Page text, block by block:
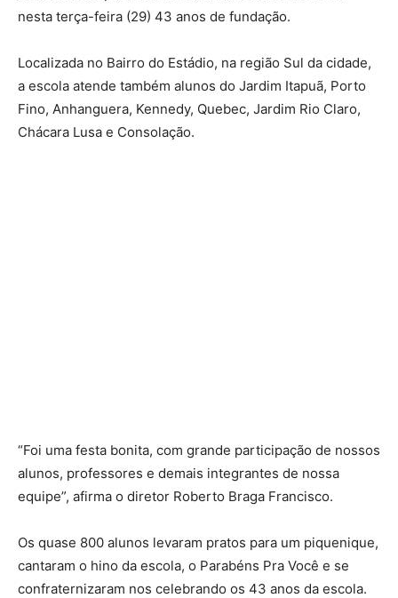
nesta terça-feira (29) 43 anos de fundação.
Localizada no Bairro do Estádio, na região Sul da cidade,
a escola atende também alunos do Jardim Itapuã, Porto
Fino, Anhanguera, Kennedy, Quebec, Jardim Rio Claro,
Chácara Lusa e Consolação.
“Foi uma festa bonita, com grande participação de nossos
alunos, professores e demais integrantes de nossa
equipe”, afirma o diretor Roberto Braga Francisco.
Os quase 800 alunos levaram pratos para um piquenique,
cantaram o hino da escola, o Parabéns Pra Você e se
confraternizaram nos celebrando os 43 anos da escola.